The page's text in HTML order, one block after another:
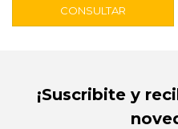
¡Suscribite y